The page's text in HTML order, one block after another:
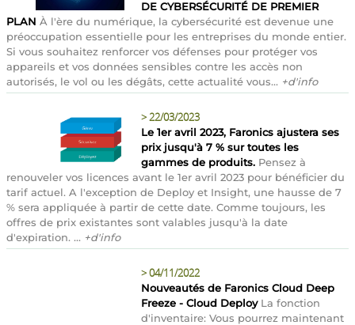
DE CYBERSÉCURITÉ DE PREMIER
PLAN À l'ère du numérique, la cybersécurité est devenue une
préoccupation essentielle pour les entreprises du monde entier.
Si vous souhaitez renforcer vos défenses pour protéger vos
appareils et vos données sensibles contre les accès non
autorisés, le vol ou les dégâts, cette actualité vous... +d'info
>22/03/2023
Le 1er avril 2023, Faronics ajustera ses
prix jusqu'à 7 % sur toutes les
gammes de produits. Pensez à
renouveler vos licences avant le 1er avril 2023 pour bénéficier du
tarif actuel. A l'exception de Deploy et Insight, une hausse de 7
% sera appliquée à partir de cette date. Comme toujours, les
offres de prix existantes sont valables jusqu'à la date
d'expiration. ... +d'info
>04/11/2022
Nouveautés de Faronics Cloud Deep
Freeze - Cloud DeployLa fonction
d'inventaire: Vous pourrez maintenant